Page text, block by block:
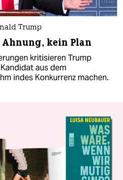
Trump
kein Plan
kritisieren Trump
aus dem
indes Konkurrenz machen.